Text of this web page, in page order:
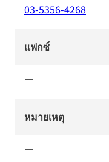
03-5356-4268
แฟกซ์
ー
หมายเหตุ
ー